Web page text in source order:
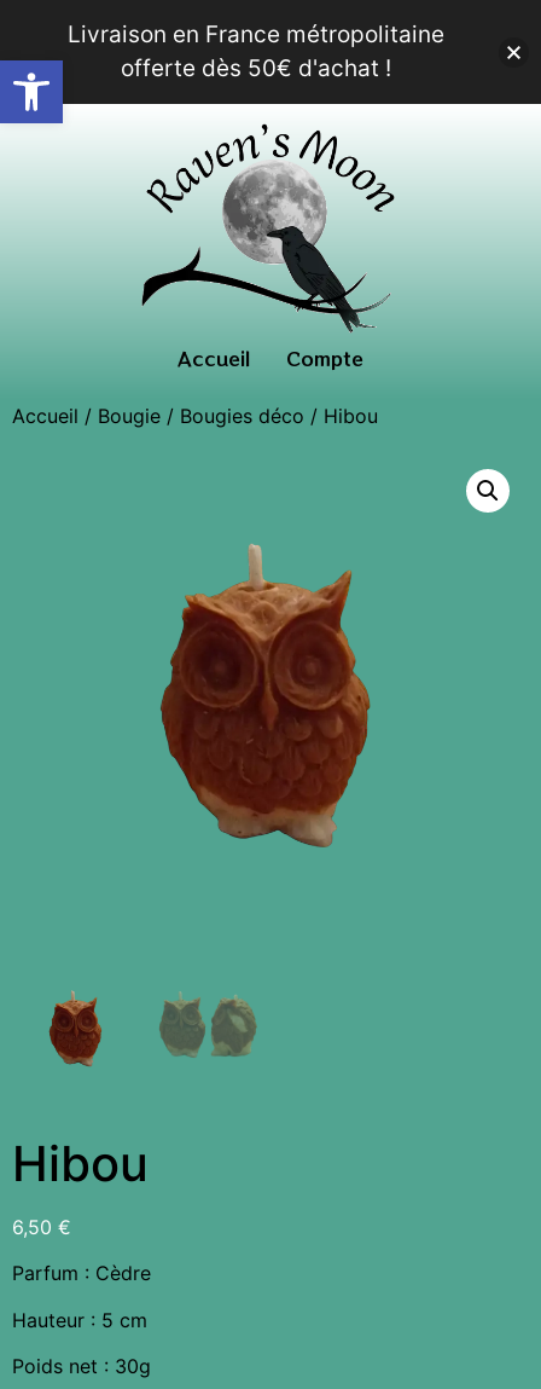
Ouvrir la barre d’outils
Accueil Compte
Accueil / Bougie / Bougies déco / Hibou
Hibou
6,50 €
Parfum : Cèdre
Hauteur : 5 cm
Poids net : 30g
Livraison en France métropolitaine
offerte dès 50€ d'achat !